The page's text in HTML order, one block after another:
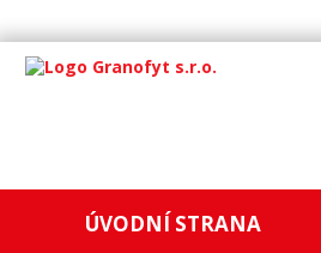
ÚVODNÍ STRANA